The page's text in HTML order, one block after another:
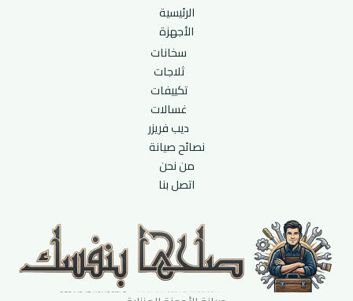
الرئيسية
الأجهزة
سخانات
ثلاجات
تكييفات
غسالات
ديب فريزر
نصائح صيانة
من نحن
اتصل بنا